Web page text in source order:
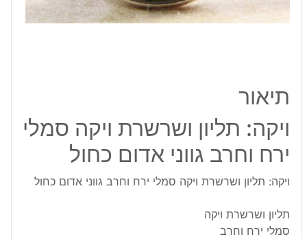
תיאור
ויקה: תליון ושרשרת ויקה סמלי
ירח וחרב גווני אדום כחול
ויקה: תליון ושרשרת ויקה סמלי ירח וחרב גווני אדום כחול
תליון ושרשרת ויקה
סמלי ירח וחרב